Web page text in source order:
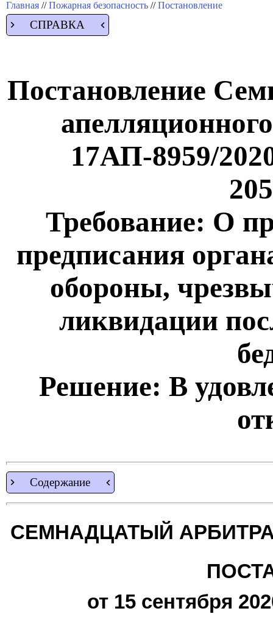
Главная //Пожарная безопасность //Постановление
СПРАВКА
Постановление
17АП-8959/
Требование: О
предписания
обороны,
ликвидации
Решение: В
Содержание
СЕМНАДЦАТЫЙ
от 15 сентября